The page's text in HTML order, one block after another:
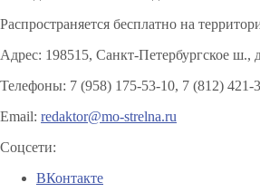
Распространяется бесплатно на
Адрес: 198515, Санкт-Петербургское ш.,
Телефоны: 7 (958) 175-53-10, 7 (812) 421-
Email: redaktor@mo-strelna.ru
Соцсети:
ВКонтакте